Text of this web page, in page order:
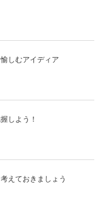
しむアイディア
しよう！
えておきましょう